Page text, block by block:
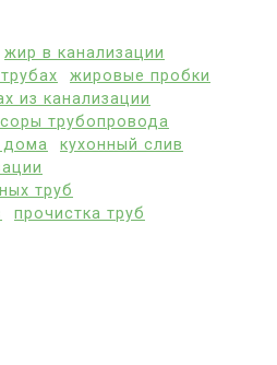
жир в канализации
жировые пробки
из канализации
трубопровода
дома
кухонный слив
труб
прочистка труб